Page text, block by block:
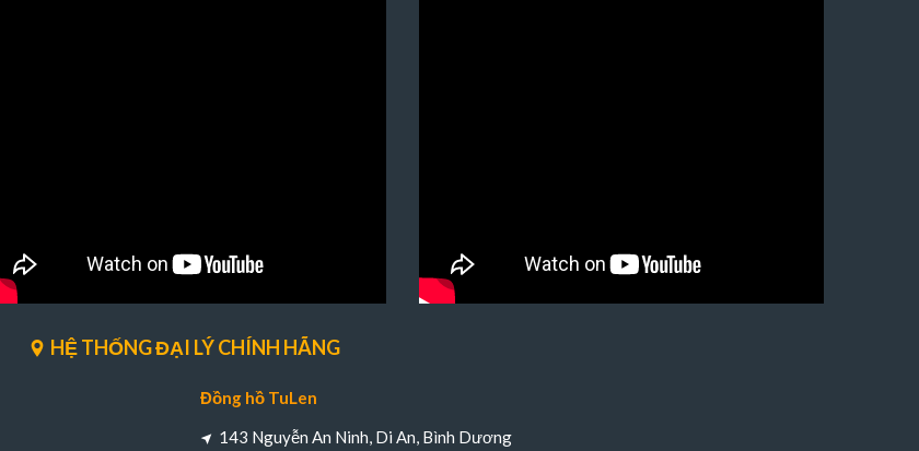
HỆ THỐNG ĐẠI LÝ CHÍNH HÃNG
Đồng hồ TuLen
143 Nguyễn An Ninh, Di An, Bình Dương